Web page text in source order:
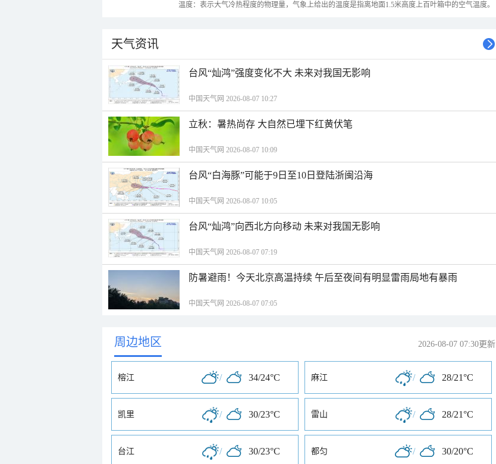
温度：表示大气冷热程度的物理量，气象上给出的温度是指离地面1.5米高度上百叶箱中的空气温度。
天气资讯
台风“灿鸿”强度变化不大 未来对我国无影响
中国天气网 2026-08-07 10:27
立秋：暑热尚存 大自然已埋下红黄伏笔
中国天气网 2026-08-07 10:09
台风“白海豚”可能于9日至10日登陆浙闽沿海
中国天气网 2026-08-07 10:05
台风“灿鸿”向西北方向移动 未来对我国无影响
中国天气网 2026-08-07 07:19
防暑避雨！今天北京高温持续 午后至夜间有明显雷雨局地有暴雨
中国天气网 2026-08-07 07:05
周边地区 2026-08-07 07:30更新
榕江 / 34/24°C 麻江 / 28/21°C
凯里 / 30/23°C 雷山 / 28/21°C
台江 / 30/23°C 都匀 / 30/20°C